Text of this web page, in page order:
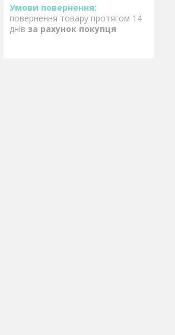
повернення товару протягом 14
днів за рахунок покупця